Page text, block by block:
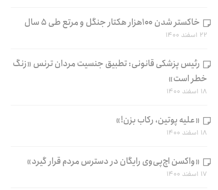
خاکستر شدن ۱۰۰هزار هکتار جنگل و مرتع طی ۵ سال
۲۲ اسفند ۱۴۰۰
رئیس پزشکی قانونی: تطبیق جنسیت مردان ترنس «زنگ
خطر است»
۱۸ اسفند ۱۴۰۰
«علیه پوتین، رکاب بزن!»
۱۸ اسفند ۱۴۰۰
«واکسن اچ‌پی‌وی رایگان در دسترس مردم قرار گیرد»
۱۷ اسفند ۱۴۰۰